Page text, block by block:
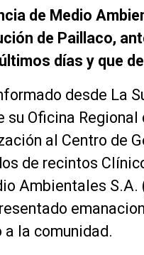
de Medio
de Paillaco,
días y que
desde La
su Oficina
al Centro de
de recintos
Ambientales S.A.
la comunidad.